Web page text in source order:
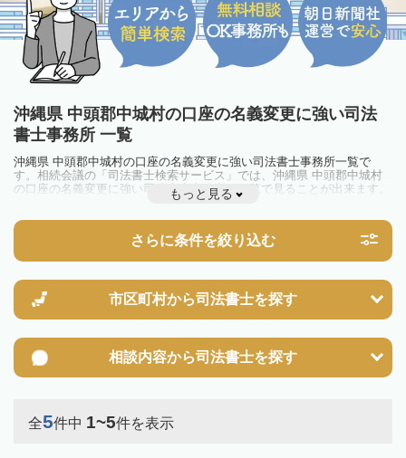
沖縄県 中頭郡中城村の口座の名義変更に強い司法
書士事務所 一覧
沖縄県 中頭郡中城村の口座の名義変更に強い司法書士事務所一覧で
す。相続会議の「司法書士検索サービス」では、沖縄県 中頭郡中城村
の口座の名義変更に強い司法書士事務所を一覧で見ることが出来ます。
相続のトラブルやお悩みを抱えている方は一度近隣の司法書士に相談し
もっと見る
さらに条件を絞り込む
市区町村から司法書士を探す
相談内容から司法書士を探す
全5件中 1~5件を表示